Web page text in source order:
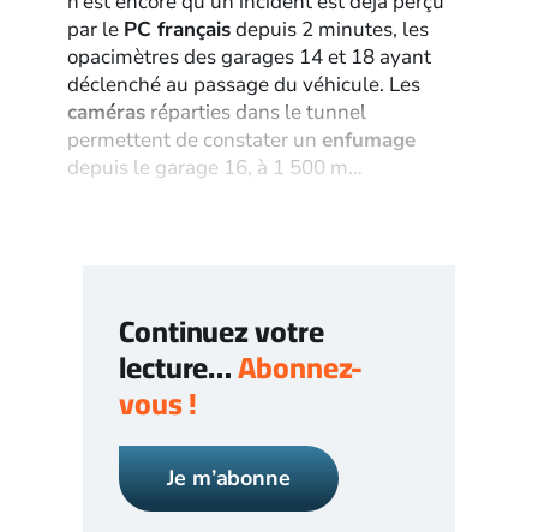
par le PC françaisdepuis 2 minutes, les
opacimètres des garages 14 et 18 ayant
déclenché au passage du véhicule. Les
caméras réparties dans le tunnel
permettent de constater unenfumage
depuis le garage 16, à 1 500 m…
Continuez votre
lecture…Abonnez-
vous !
Je m’abonne